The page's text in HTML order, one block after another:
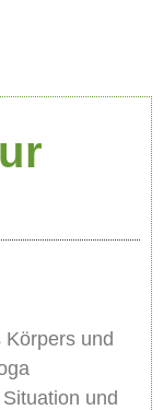
Körpers und
und